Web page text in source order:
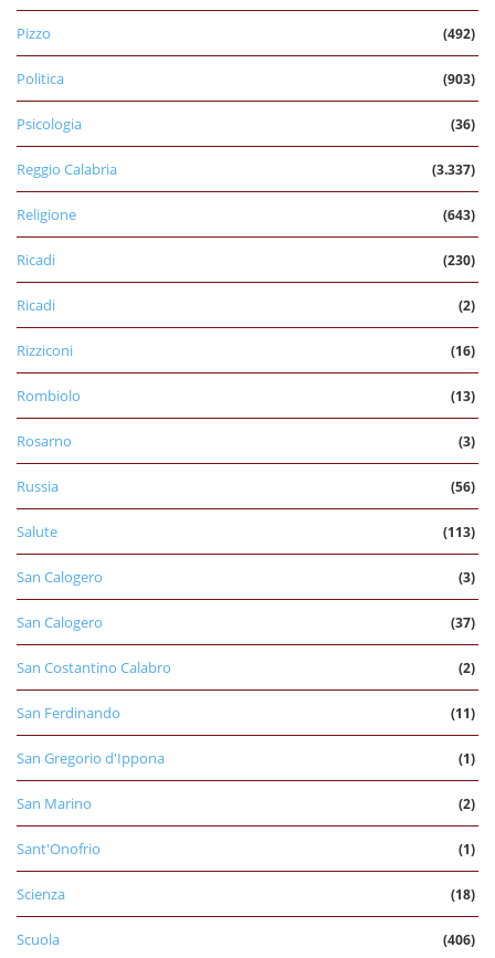
Pizzo (492)
Politica (903)
Psicologia (36)
Reggio Calabria (3.337)
Religione (643)
Ricadi (230)
Ricadi (2)
Rizziconi (16)
Rombiolo (13)
Rosarno (3)
Russia (56)
Salute (113)
San Calogero (3)
San Calogero (37)
San Costantino Calabro (2)
San Ferdinando (11)
San Gregorio d'Ippona (1)
San Marino (2)
Sant'Onofrio (1)
Scienza (18)
Scuola (406)